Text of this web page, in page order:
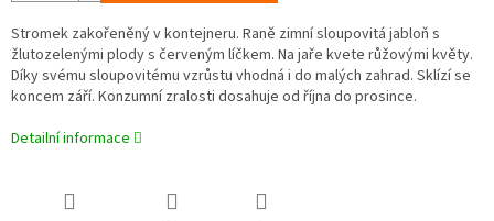
Stromek zakořeněný v kontejneru. Raně zimní sloupovitá jabloň s
žlutozelenými plody s červeným líčkem. Na jaře kvete růžovými květy.
Díky svému sloupovitému vzrůstu vhodná i do malých zahrad. Sklízí se
koncem září. Konzumní zralosti dosahuje od října do prosince.
Detailní informace